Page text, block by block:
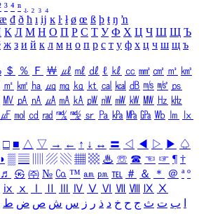
³ ⁴ ⁿ ₁ ₂ ₃ ₄
æ đ ð ħ ı ĳ ĸ ŀ ł ø œ ß þ ŧ ŋ ŉ
К Л М Н О П Р С Т У Ф Х Ц Ч Ш Щ Ъ
ж з и й к л м н о п р с т у ф х ц ч ш щ ъ
＄ ％ Ｆ ￦ ㎕ ㎖ ㎗ ℓ ㎘ ㏄ ㎣ ㎤ ㎥ ㎦
㎡ ㎢ ㏊ ㎍ ㎎ ㎏ ㏏ ㎈ ㎉ ㏈ ㎧ ㎨ ㎰
㎹ ㎀ ㎁ ㎂ ㎃ ㎄ ㎺ ㎻ ㎽ ㎾ ㎿ ㎐ ㎑
㎌ ㏖ ㏅ ㎭ ㎮ ㎯ ㏛ ㎩ ㎪ ㎫ ㎬ ㏝ ㏐
㏓
□ ■ △ ▽ → ← ↑ ↓ ↔ 〓 ◁ ◀ ▷ ▶ ♤
◑ ▒ ▤ ▨ ▧ ▦ ▩ ♨ ☏ ☎ ☜ ☞ ¶ †
♬ ㉿ ㈜ № ㏇ ™ ㏂ ㏘ ℡ ＃ ＆ ＊ ＠ ª º
ⅸ ⅹ Ⅳ Ⅴ Ⅵ Ⅶ Ⅷ Ⅸ Ⅹ
ب ت ث ج ح خ د ذ ر ز س ش ص ض ط